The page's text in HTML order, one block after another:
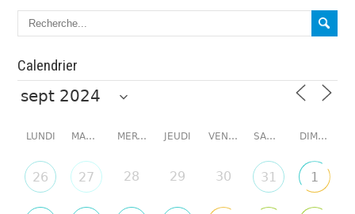
Calendrier
LUNDI MARDI MERCREDI JEUDI VENDREDI SAMEDI DIMANCHE
26 27 28 29 30 31 1